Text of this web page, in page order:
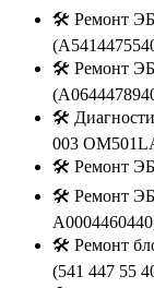
🛠️ Ремонт
🛠️ Ремонт
🛠️
003
🛠️ Ремонт
🛠️ Ремонт
🛠️ Ремонт
(541 447 55